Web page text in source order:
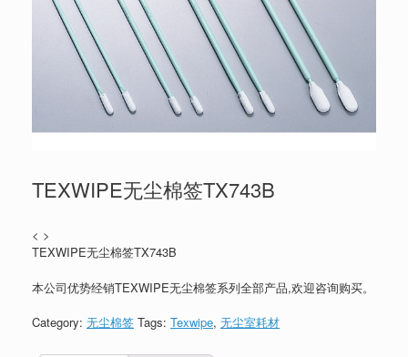
TEXWIPE无尘棉签TX743B
< >
TEXWIPE无尘棉签TX743B
本公司优势经销TEXWIPE无尘棉签系列全部产品,欢迎咨询购买。
Category: 无尘棉签 Tags: Texwipe, 无尘室耗材